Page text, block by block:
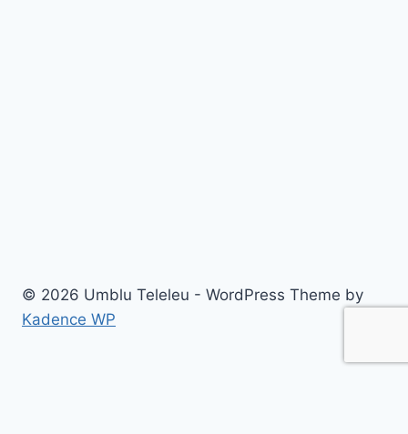
© 2026 Umblu Teleleu - WordPress Theme by
Kadence WP